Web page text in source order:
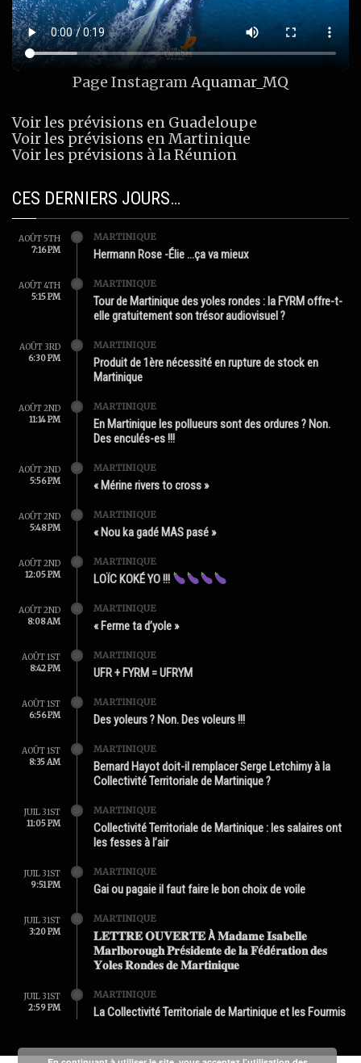
Page InstagramAquamar_MQ
Voir les prévisions en Guadeloupe
Voir les prévisions en Martinique
Voir les prévisions à la Réunion
CES DERNIERS JOURS…
AOÛT 5TH
7:16 PM
MARTINIQUE
Hermann Rose -Élie …ça va mieux
AOÛT 4TH
5:15 PM
MARTINIQUE
Tour de Martinique des yoles rondes : la FYRM offre-t-
elle gratuitement son trésor audiovisuel ?
AOÛT 3RD
6:30 PM
MARTINIQUE
Produit de 1ère nécessité en rupture de stock en
Martinique
AOÛT 2ND
11:14 PM
MARTINIQUE
En Martinique les pollueurs sont des ordures ? Non.
Des enculés-es !!!
AOÛT 2ND
5:56 PM
MARTINIQUE
« Mérine rivers to cross »
AOÛT 2ND
5:48 PM
MARTINIQUE
« Nou ka gadé MAS pasé »
AOÛT 2ND
12:05 PM
MARTINIQUE
LOÏC KOKÉ YO !!!
AOÛT 2ND
8:08 AM
MARTINIQUE
« Ferme ta d’yole »
AOÛT 1ST
8:42 PM
MARTINIQUE
UFR + FYRM = UFRYM
AOÛT 1ST
6:56 PM
MARTINIQUE
Des yoleurs ? Non. Des voleurs !!!
AOÛT 1ST
8:35 AM
MARTINIQUE
Bernard Hayot doit-il remplacer Serge Letchimy à la
Collectivité Territoriale de Martinique ?
JUIL 31ST
11:05 PM
MARTINIQUE
Collectivité Territoriale de Martinique : les salaires ont
les fesses à l’air
JUIL 31ST
9:51 PM
MARTINIQUE
Gai ou pagaie il faut faire le bon choix de voile
JUIL 31ST
3:20 PM
MARTINIQUE
𝐋𝐄𝐓𝐓𝐑𝐄 𝐎𝐔𝐕𝐄𝐑𝐓𝐄 À 𝐌𝐚𝐝𝐚𝐦𝐞 𝐈𝐬𝐚𝐛𝐞𝐥𝐥𝐞
𝐌𝐚𝐫𝐥𝐛𝐨𝐫𝐨𝐮𝐠𝐡 𝐏𝐫é𝐬𝐢𝐝𝐞𝐧𝐭𝐞 𝐝𝐞 𝐥𝐚 𝐅é𝐝é𝐫𝐚𝐭𝐢𝐨𝐧 𝐝𝐞𝐬
𝐘𝐨𝐥𝐞𝐬 𝐑𝐨𝐧𝐝𝐞𝐬 𝐝𝐞 𝐌𝐚𝐫𝐭𝐢𝐧𝐢𝐪𝐮𝐞
JUIL 31ST
2:59 PM
MARTINIQUE
La Collectivité Territoriale de Martinique et les Fourmis